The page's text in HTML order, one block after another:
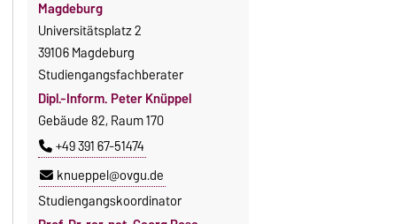
Magdeburg
Universitätsplatz 2
39106 Magdeburg
Studiengangsfachberater
Dipl.-Inform. Peter Knüppel
Gebäude 82, Raum 170
+49 391 67-51474
knueppel@ovgu.de
Studiengangskoordinator